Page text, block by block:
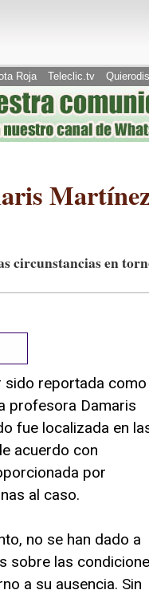
Roja Teleclic.tv
circunstancias en
sido reportada como
profesora Damaris
fue localizada en
acuerdo con
por
al caso.
no se han dado a
sobre las
a su ausencia. Sin